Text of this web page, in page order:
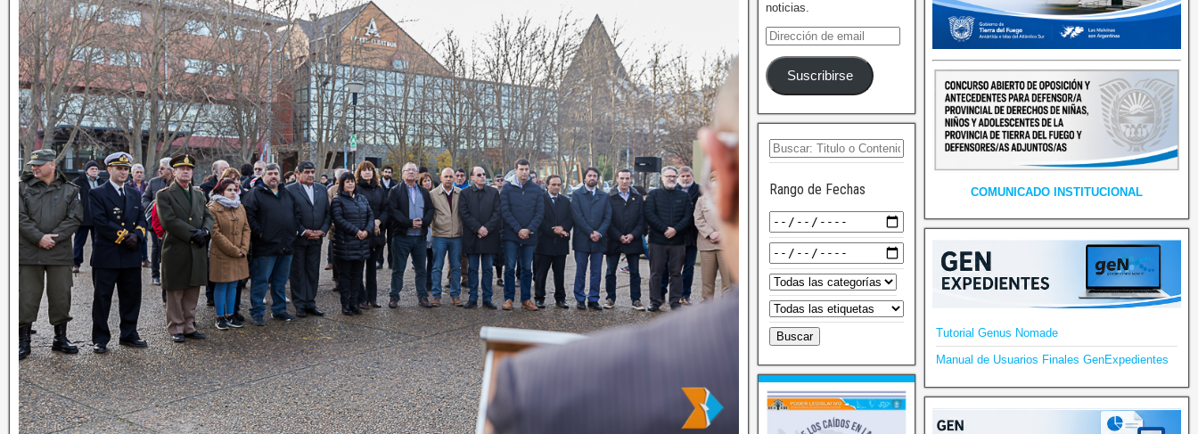
noticias.
Suscribirse
Rango de Fechas COMUNICADO INSTITUCIONAL
Tutorial Genus Nomade
Manual de Usuarios Finales GenExpedientes